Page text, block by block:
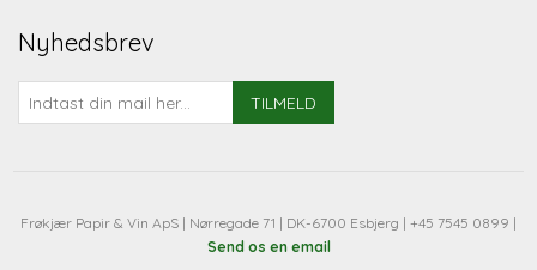
Nyhedsbrev
TILMELD
Frøkjær Papir & Vin ApS | Nørregade 71 | DK-6700 Esbjerg | +45 7545 0899 |
Send os en email